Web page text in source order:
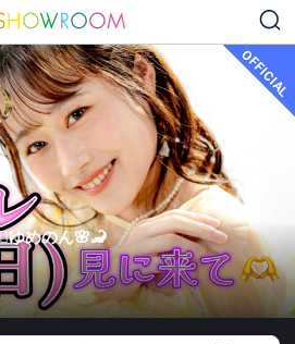
OFFICIAL
ゆめのん🌸🦂